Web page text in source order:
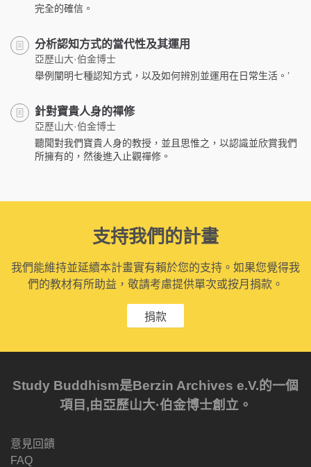
完全的確信。
分析認知方式的當代性及其運用
亞歷山大·伯金博士
舉例闡明七種認知方式，以及如何辨別並運用在日常生活。’
針對寶貴人身的禪修
亞歷山大·伯金博士
聽聞對我們寶貴人身的教授，並且思惟之，以認識並欣賞我們
所擁有的，然後進入止觀禪修。
支持我們的計畫
我們能維持並延續本計畫實有賴於您的支持。如果您覺得我
們的教材有所助益，敬請考慮提供單次或按月捐款。
捐款
Study Buddhism是Berzin Archives e.V.的一個
項目,由亞歷山大·伯金博士創立。
意見回饋
FAQ